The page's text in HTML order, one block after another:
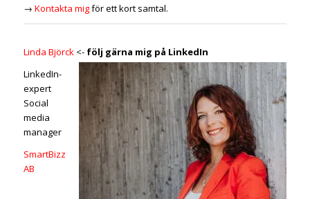
→ Kontakta migför ett kort samtal.
Linda Björck<- följ gärna mig på LinkedIn
LinkedIn-
expert
Social
media
manager
SmartBizz
AB